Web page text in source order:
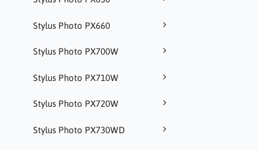
Stylus Photo PX660
Stylus Photo PX700W
Stylus Photo PX710W
Stylus Photo PX720W
Stylus Photo PX730WD